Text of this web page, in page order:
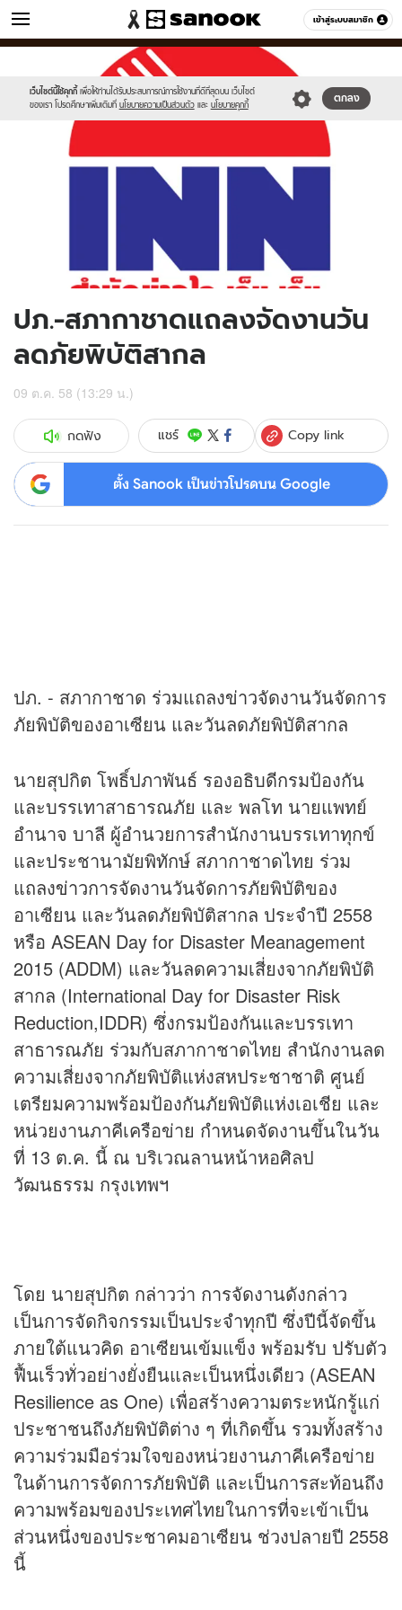
เข้าสู่ระบบสมาชิก
ข่าว หมวดอื่นๆ
เว็บไซต์นี้ใช้คุกกี้ เพื่อให้ท่านได้รับประสบการณ์การใช้งานที่ดีที่สุดบน เว็บไซต์
ของเรา โปรดศึกษาเพิ่มเติมที่ นโยบายความเป็นส่วนตัว และ นโยบายคุกกี้
ตกลง
//s.isanook.com/sr/0/images/logo-
sanook.png
//s.isanook.com/ns/0/ud/375/1879626/651334-
ปภ.-สภากาชาดแถลงจัดงานวัน
ลดภัยพิบัติสากล
09 ต.ค. 58 (13:29 น.)
กดฟัง แชร์ Copy link
ตั้ง Sanook เป็นข่าวโปรดบน Google
ปภ. - สภากาชาด ร่วมแถลงข่าวจัดงานวันจัดการ
ภัยพิบัติของอาเซียน และวันลดภัยพิบัติสากล
นายสุปกิต โพธิ์ปภาพันธ์ รองอธิบดีกรมป้องกัน
และบรรเทาสาธารณภัย และ พลโท นายแพทย์
อำนาจ บาลี ผู้อำนวยการสำนักงานบรรเทาทุกข์
และประชานามัยพิทักษ์ สภากาชาดไทย ร่วม
แถลงข่าวการจัดงานวันจัดการภัยพิบัติของ
อาเซียน และวันลดภัยพิบัติสากล ประจำปี 2558
หรือ ASEAN Day for Disaster Meanagement
2015 (ADDM) และวันลดความเสี่ยงจากภัยพิบัติ
สากล (International Day for Disaster Risk
Reduction,IDDR) ซึ่งกรมป้องกันและบรรเทา
สาธารณภัย ร่วมกับสภากาชาดไทย สำนักงานลด
ความเสี่ยงจากภัยพิบัติแห่งสหประชาชาติ ศูนย์
เตรียมความพร้อมป้องกันภัยพิบัติแห่งเอเชีย และ
หน่วยงานภาคีเครือข่าย กำหนดจัดงานขึ้นในวัน
ที่ 13 ต.ค. นี้ ณ บริเวณลานหน้าหอศิลป
วัฒนธรรม กรุงเทพฯ
โดย นายสุปกิต กล่าวว่า การจัดงานดังกล่าว
เป็นการจัดกิจกรรมเป็นประจำทุกปี ซึ่งปีนี้จัดขึ้น
ภายใต้แนวคิด อาเซียนเข้มแข็ง พร้อมรับ ปรับตัว
ฟื้นเร็วทั่วอย่างยั่งยืนและเป็นหนึ่งเดียว (ASEAN
Resilience as One) เพื่อสร้างความตระหนักรู้แก่
ประชาชนถึงภัยพิบัติต่าง ๆ ที่เกิดขึ้น รวมทั้งสร้าง
ความร่วมมือร่วมใจของหน่วยงานภาคีเครือข่าย
ในด้านการจัดการภัยพิบัติ และเป็นการสะท้อนถึง
ความพร้อมของประเทศไทยในการที่จะเข้าเป็น
ส่วนหนึ่งของประชาคมอาเซียน ช่วงปลายปี 2558
นี้